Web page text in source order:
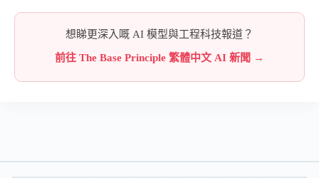
想睇更深入嘅 AI 模型與工程科技報道？
前往 The Base Principle 繁體中文 AI 新聞 →